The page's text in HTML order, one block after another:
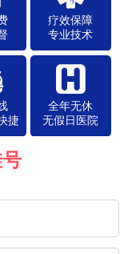
疗效保障
专业技术
捷
全年无休
无假日医院